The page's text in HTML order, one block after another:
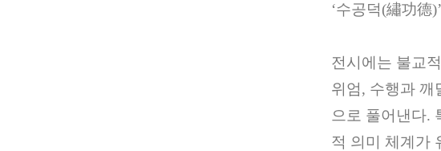
‘수공덕(繡功德)’
전시에는 불교
위엄, 수행과 깨
으로 풀어낸다.
적 의미 체계가